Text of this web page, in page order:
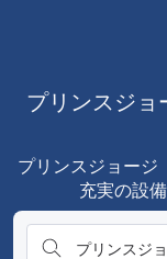
プリンスジョ
プリンスジョージ
充実の設
プリンスジ